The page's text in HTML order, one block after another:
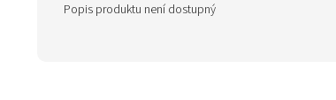
Popis produktu není dostupný